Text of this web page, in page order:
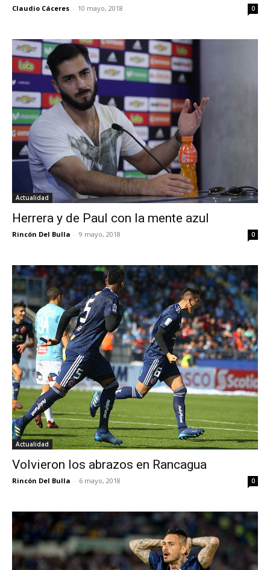
Claudio Cáceres - 10 mayo, 2018 0
Actualidad
Herrera y de Paul con la mente azul
Rincón Del Bulla - 9 mayo, 2018 0
Actualidad
Volvieron los abrazos en Rancagua
Rincón Del Bulla - 6 mayo, 2018 0